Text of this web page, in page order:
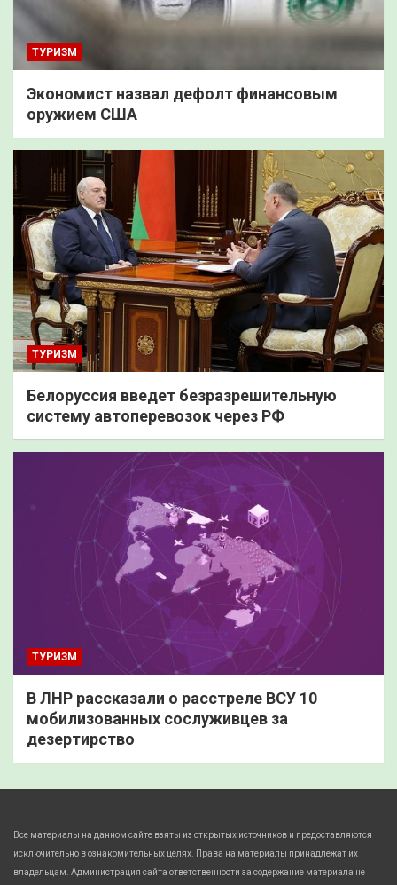
ТУРИЗМ
Экономист назвал дефолт финансовым
оружием США
ТУРИЗМ
Белоруссия введет безразрешительную
систему автоперевозок через РФ
ТУРИЗМ
В ЛНР рассказали о расстреле ВСУ 10
мобилизованных сослуживцев за
дезертирство
Все материалы на данном сайте взяты из открытых источников и предоставляются
исключительно в ознакомительных целях. Права на материалы принадлежат их
владельцам. Администрация сайта ответственности за содержание материала не